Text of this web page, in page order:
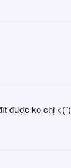
được ko chị <(")